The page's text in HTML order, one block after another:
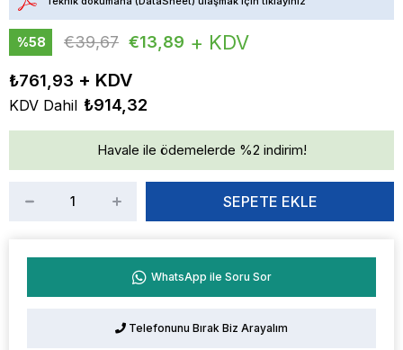
%58
€39,67 €13,89 + KDV
₺761,93
KDV Dahil ₺914,32
Havale ile ödemelerde %2 indirim!
WhatsApp ile Soru Sor
Telefonunu Bırak Biz Arayalım